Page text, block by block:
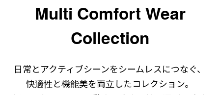
Multi Comfort Wear
Collection
日常とアクティブシーンをシームレスにつなぐ、
快適性と機能美を両立したコレクション。